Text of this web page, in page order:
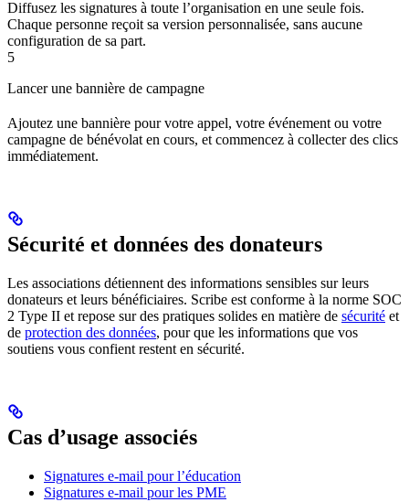
Diffusez les signatures à toute l’organisation en une seule fois.
Chaque personne reçoit sa version personnalisée, sans aucune
configuration de sa part.
5
Lancer une bannière de campagne
Ajoutez une bannière pour votre appel, votre événement ou votre
campagne de bénévolat en cours, et commencez à collecter des clics
immédiatement.
Sécurité et données des donateurs
Les associations détiennent des informations sensibles sur leurs
donateurs et leurs bénéficiaires. Scribe est conforme à la norme SOC
2 Type II et repose sur des pratiques solides en matière de sécurité et
de protection des données, pour que les informations que vos
soutiens vous confient restent en sécurité.
Cas d’usage associés
Signatures e-mail pour l’éducation
Signatures e-mail pour les PME